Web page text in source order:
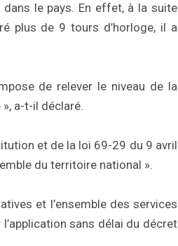
le pays. En effet, à la suite
plus de 9 tours d’horloge, il a
de relever le niveau de la
a-t-il déclaré.
et de la loi 69-29 du 9 avril
du territoire national ».
et l’ensemble des services
sans délai du décret